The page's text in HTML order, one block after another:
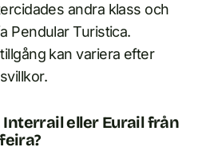
andra klass och
Pendular Turistica.
kan variera efter
eller Eurail från